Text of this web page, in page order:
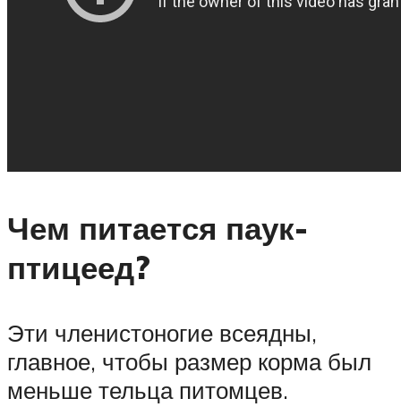
Чем питается паук-
птицеед?
Эти членистоногие всеядны,
главное, чтобы размер корма был
меньше тельца питомцев.